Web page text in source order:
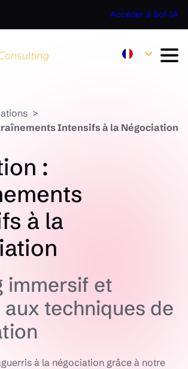
Accéder à Sof-IA
Intensifs à la Négociation
:
à la
immersif et
techniques de
à la négociation grâce à notre